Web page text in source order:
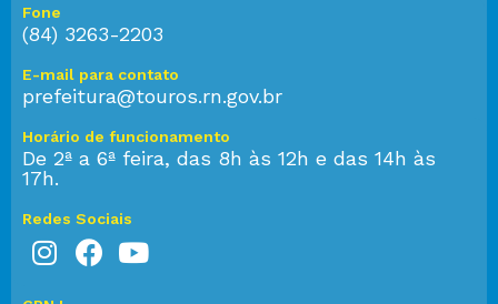
Fone
(84) 3263-2203
E-mail para contato
prefeitura@touros.rn.gov.br
Horário de funcionamento
De 2ª a 6ª feira, das 8h às 12h e das 14h às
17h.
Redes Sociais